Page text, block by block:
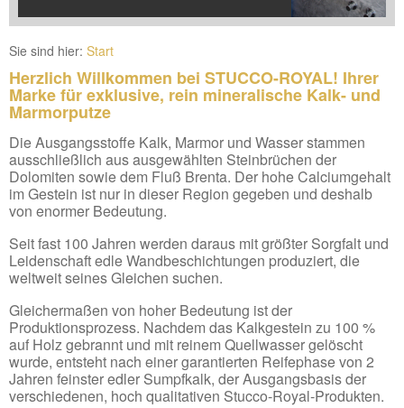
Sie sind hier: Start
Herzlich Willkommen bei STUCCO-ROYAL! Ihrer
Marke für exklusive, rein mineralische Kalk- und
Marmorputze
Die Ausgangsstoffe Kalk, Marmor und Wasser stammen
ausschließlich aus ausgewählten Steinbrüchen der
Dolomiten sowie dem Fluß Brenta. Der hohe Calciumgehalt
im Gestein ist nur in dieser Region gegeben und deshalb
von enormer Bedeutung.
Seit fast 100 Jahren werden daraus mit größter Sorgfalt und
Leidenschaft edle Wandbeschichtungen produziert, die
weltweit seines Gleichen suchen.
Gleichermaßen von hoher Bedeutung ist der
Produktionsprozess. Nachdem das Kalkgestein zu 100 %
auf Holz gebrannt und mit reinem Quellwasser gelöscht
wurde, entsteht nach einer garantierten Reifephase von 2
Jahren feinster edler Sumpfkalk, der Ausgangsbasis der
verschiedenen, hoch qualitativen Stucco-Royal-Produkten.